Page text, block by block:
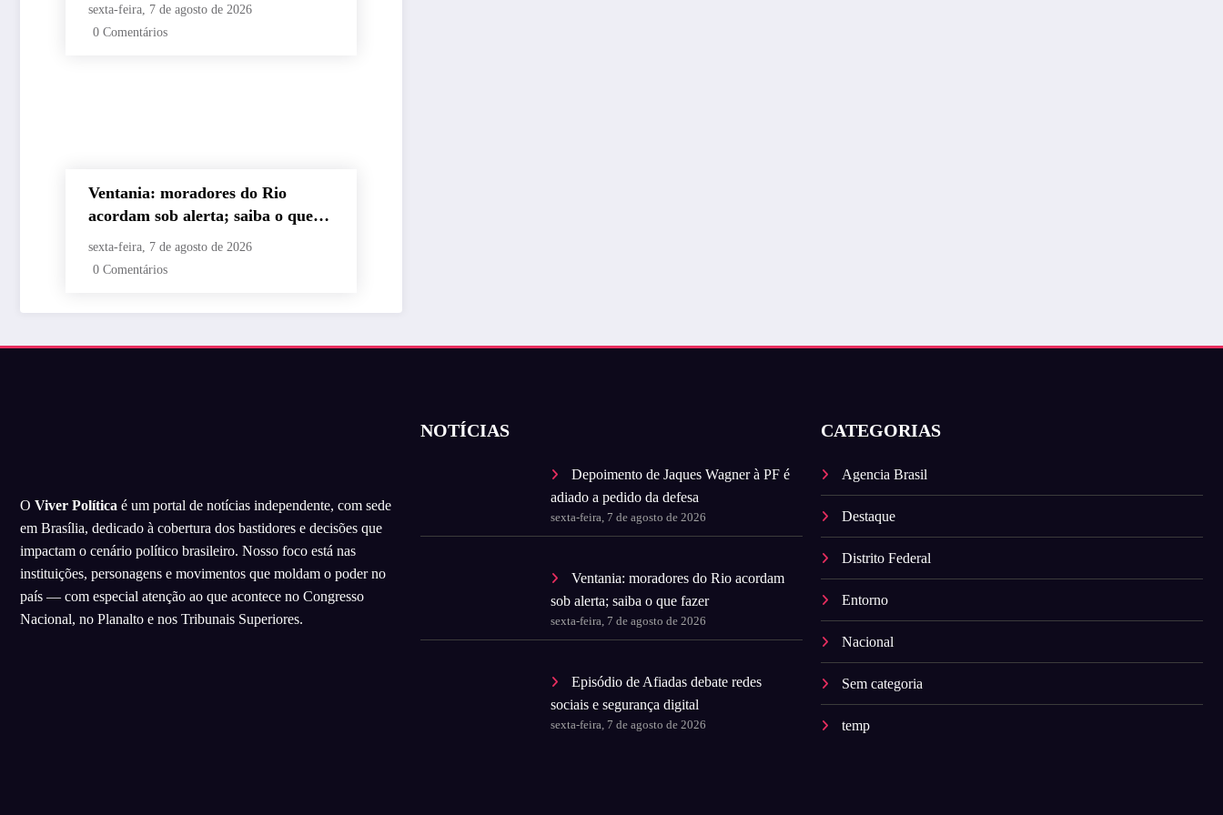
sexta-feira, 7 de agosto de 2026
0 Comentários
Ventania: moradores do Rio
acordam sob alerta; saiba o que
fazer
sexta-feira, 7 de agosto de 2026
0 Comentários
O Viver Política é um portal de notícias independente, com sede
em Brasília, dedicado à cobertura dos bastidores e decisões que
impactam o cenário político brasileiro. Nosso foco está nas
instituições, personagens e movimentos que moldam o poder no
país — com especial atenção ao que acontece no Congresso
Nacional, no Planalto e nos Tribunais Superiores.
NOTÍCIAS
Depoimento de Jaques Wagner à PF é
adiado a pedido da defesa
sexta-feira, 7 de agosto de 2026
Ventania: moradores do Rio acordam
sob alerta; saiba o que fazer
sexta-feira, 7 de agosto de 2026
Episódio de Afiadas debate redes
sociais e segurança digital
sexta-feira, 7 de agosto de 2026
CATEGORIAS
Agencia Brasil
Destaque
Distrito Federal
Entorno
Nacional
Sem categoria
temp